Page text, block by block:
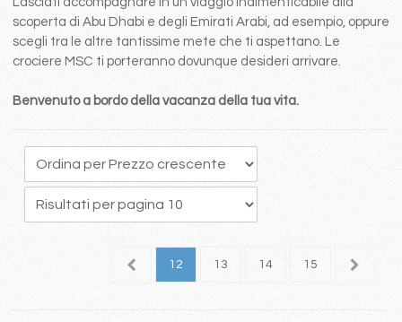
scoperta di Abu Dhabi e degli Emirati Arabi, ad esempio, oppure
scegli tra le altre tantissime mete che ti aspettano. Le
crociere MSC ti porteranno dovunque desideri arrivare.
Benvenuto a bordo della vacanza della tua vita.
11 12 13 14 15 16